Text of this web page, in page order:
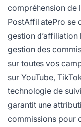
compréhension de
PostAffiliatePro se
gestion d’affiliation
gestion des
sur toutes vos
sur YouTube,
technologie de
garantit une
commissions pour